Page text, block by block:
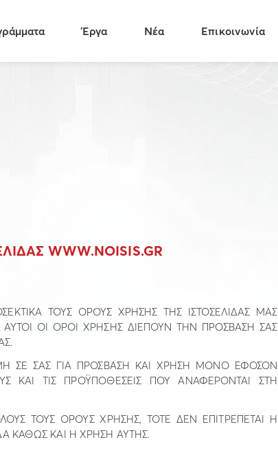
Έργα Νέα Επικοινωνία
WWW.NOISIS.GR
ΤΟΥΣ ΟΡΟΥΣ ΧΡΗΣΗΣ ΤΗΣ ΙΣΤΟΣΕΛΙ∆ΑΣ ΜΑΣ
ΑΥΤΟΙ ΟΙ ΟΡΟΙ ΧΡΗΣΗΣ ∆ΙΕΠΟΥΝ ΤΗΝ ΠΡΟΣΒΑΣΗ ΣΑΣ
ΣΕ ΣΑΣ ΓΙΑ ΠΡΟΣΒΑΣΗ ΚΑΙ ΧΡΗΣΗ ΜΟΝΟ ΕΦΟΣΟΝ
ΚΑΙ ΤΙΣ ΠΡΟΫΠΟΘΕΣΕΙΣ ΠΟΥ ΑΝΑΦΕΡΟΝΤΑΙ ΣΤΗ
ΤΟΥΣ ΟΡΟΥΣ ΧΡΗΣΗΣ, ΤΟΤΕ ∆ΕΝ ΕΠΙΤΡΕΠΕΤΑΙ Η
ΚΑΘΩΣ ΚΑΙ Η ΧΡΗΣΗ ΑΥΤΗΣ.